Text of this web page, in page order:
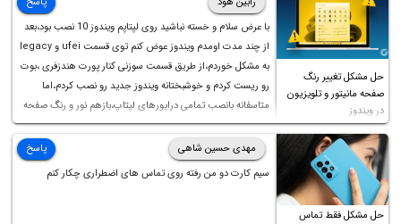
حل مشکل تغییر رنگ
صفحه مانیتور و تلویزیون
در ویندوز
با عرض سلام و خسته نباشید روی لپتاپم ویندوز 10 نصب بود،بعد
از چند مدت اومدم ویندوز عوض کنم توی قسمت ufei و legacy
به مشکل خوردم،از طریق قسمت سوزنی کنار پورت هندزفری ،بوت
رو ریست کردم و خوشبختانه ویندوز جدید رو نصب کردم،اما
متاسفانه بانصب تمامی درایورهای لپتاپ،بازهم نور و رنگ صفحه
چه موقع کار چه موقع پخش فیلم مثل سابق نیست(نور زیاده و بی
کیفیت)،با ابدیت کردن کارت گرافیک،کالیبره کردن و غیره هم نور و
رنگ درست نشد (انگار تصویر ماته)، خواهشمند است راهنمایی
فرمایید باتشکر
حل مشکل فقط تماس
مهدی حسین شاهی
سیم کارت دو من رفته روی تماس های اضطراری چکار کنم
پاسخ